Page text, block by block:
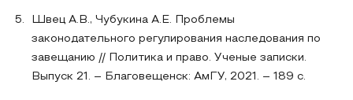
Швец А.В., Чубукина А.Е. Проблемы
законодательного регулирования наследования по
завещанию // Политика и право. Ученые записки.
Выпуск 21. – Благовещенск: АмГУ, 2021. – 189 с.